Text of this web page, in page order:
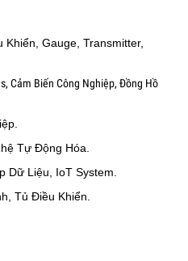
Gauge, Transmitter,
Cảm Biến Công Nghiệp, Đồng Hồ
Tự Động Hóa.
Dữ Liệu, IoT System.
Tủ Điều Khiển.